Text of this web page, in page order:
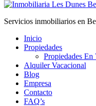
Servicios inmobiliarios en
Inicio
Propiedades
Propiedades En
Alquiler Vacacional
Blog
Empresa
Contacto
FAQ’s